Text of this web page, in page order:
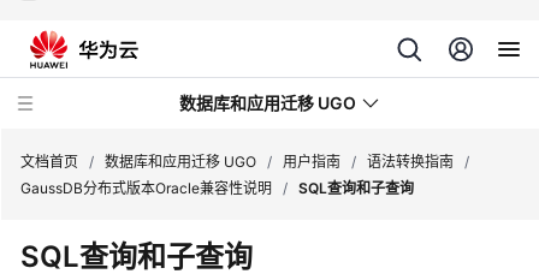
数据库和应用迁移 UGO
新
文档首页 / 数据库和应用迁移 UGO / 用户指南 / 语法转换指南 /
GaussDB分布式版本Oracle兼容性说明
/ SQL查询和子查询
SQL查询和子查询